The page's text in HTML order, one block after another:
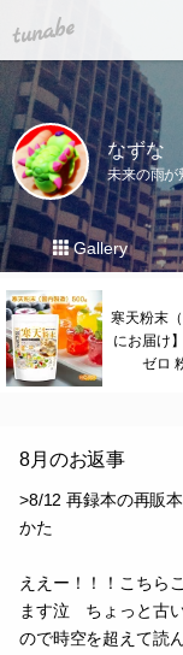
tuna.be
なずな
未来の雨が
Gallery
寒天粉末
にお届け
ゼロ
8月のお返事
>8/12 再録本の再販
かた
ええー！！！こちら
ます泣 ちょっと古
ので時空を超えて読